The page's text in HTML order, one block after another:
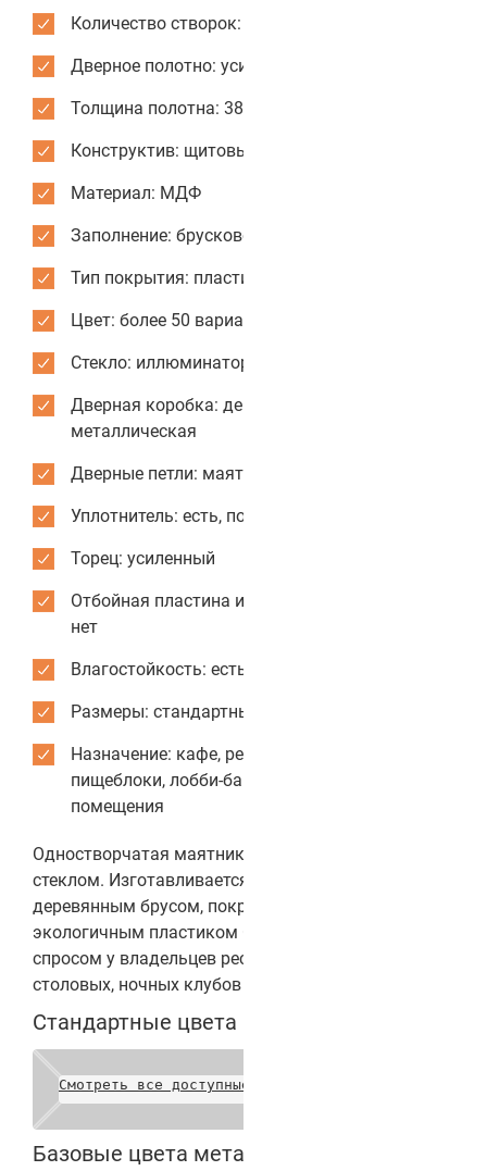
Количество створок: одностворчатые
Дверное полотно: усиленное
Толщина полотна: 38 мм
Конструктив: щитовые двери
Материал: МДФ
Заполнение: брусковое
Тип покрытия: пластик CPL
Цвет: более 50 вариантов отделки
Стекло: иллюминатор из МДФ
Дверная коробка: деревянная или
металлическая
Дверные петли: маятниковые усиленные
Уплотнитель: есть, по периметру коробки
Торец: усиленный
Отбойная пластина из нержавеющей стали:
нет
Влагостойкость: есть
Размеры: стандартные или индивидуальные
Назначение: кафе, рестораны, столовые,
пищеблоки, лобби-бары, служебные
помещения
Одностворчатая маятниковая дверь с круглым
стеклом. Изготавливается из МДФ, усиленного
деревянным брусом, покрывается влагостойким и
экологичным пластиком CPL. Модель пользуется
спросом у владельцев ресторанов, кафе, баров,
столовых, ночных клубов и других заведений.
Стандартные цвета полотен
Смотреть все доступные цвета
Базовые цвета металлических коробок